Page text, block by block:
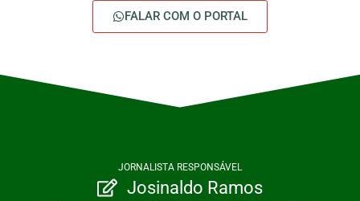
FALAR COM O PORTAL
JORNALISTA RESPONSÁVEL
Josinaldo Ramos